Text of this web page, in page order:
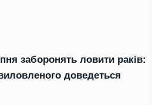
заборонять ловити раків:
доведеться